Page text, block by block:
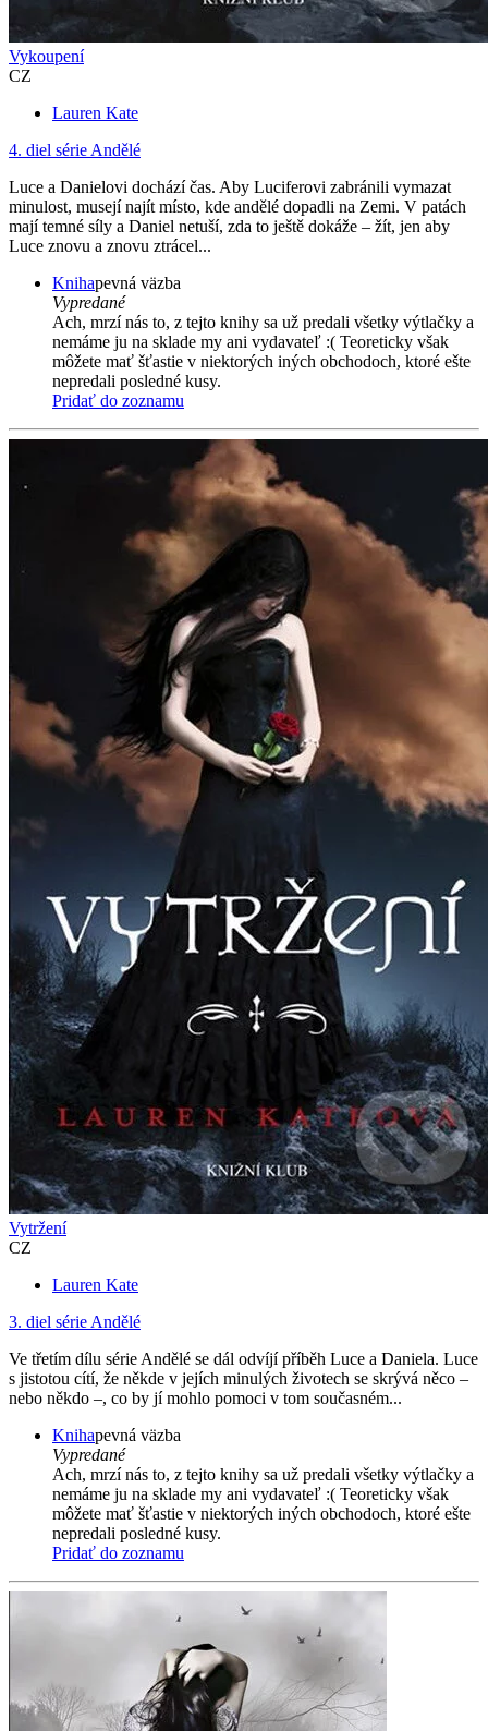
Vykoupení
CZ
Lauren Kate
4. diel série Andělé
Luce a Danielovi dochází čas. Aby Luciferovi zabránili vymazat
minulost, musejí najít místo, kde andělé dopadli na Zemi. V patách
mají temné síly a Daniel netuší, zda to ještě dokáže – žít, jen aby
Luce znovu a znovu ztrácel...
Knihapevná väzba
Vypredané
Ach, mrzí nás to, z tejto knihy sa už predali všetky výtlačky a
nemáme ju na sklade my ani vydavateľ :( Teoreticky však
môžete mať šťastie v niektorých iných obchodoch, ktoré ešte
nepredali posledné kusy.
Pridať do zoznamu
Vytržení
CZ
Lauren Kate
3. diel série Andělé
Ve třetím dílu série Andělé se dál odvíjí příběh Luce a Daniela. Luce
s jistotou cítí, že někde v jejích minulých životech se skrývá něco –
nebo někdo –, co by jí mohlo pomoci v tom současném...
Knihapevná väzba
Vypredané
Ach, mrzí nás to, z tejto knihy sa už predali všetky výtlačky a
nemáme ju na sklade my ani vydavateľ :( Teoreticky však
môžete mať šťastie v niektorých iných obchodoch, ktoré ešte
nepredali posledné kusy.
Pridať do zoznamu